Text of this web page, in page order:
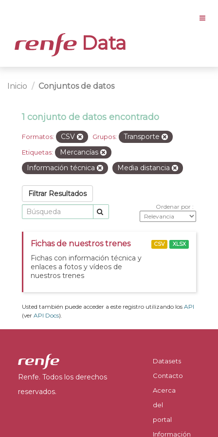
Data
Inicio Conjuntos de datos
1 conjunto de datos encontrado
Formatos: CSV Grupos: Transporte
Etiquetas:
Mercancías
Información técnica
Media distancia
Filtrar Resultados
Ordenar por
Fichas de nuestros trenes
Fichas con información técnica y
enlaces a fotos y vídeos de
nuestros trenes
CSV XLSX
Usted también puede acceder a este registro utilizando los API
(ver API Docs).
Renfe. Todos los derechos
reservados.
Datasets
Contacto
Acerca
del
portal
Información